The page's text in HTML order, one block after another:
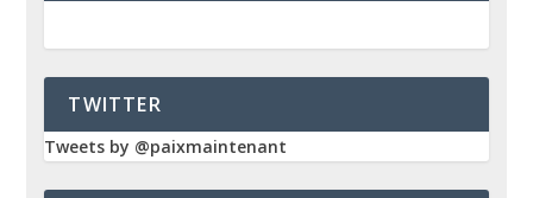
TWITTER
Tweets by @paixmaintenant